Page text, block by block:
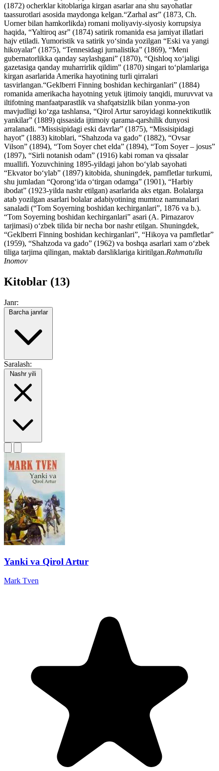
(1872) ocherklar kitoblariga kirgan asarlar ana shu sayohatlar
taassurotlari asosida maydonga kelgan.“Zarhal asr” (1873, Ch.
Uorner bilan hamkorlikda) romani moliyaviy-siyosiy korrupsiya
haqida, “Yaltiroq asr” (1874) satirik romanida esa jamiyat illatlari
hajv etiladi. Yumoristik va satirik yoʻsinda yozilgan “Eski va yangi
hikoyalar” (1875), “Tennesidagi jurnalistika” (1869), “Meni
gubernatorlikka qanday saylashgani” (1870), “Qishloq xoʻjaligi
gazetasiga qanday muharrirlik qildim” (1870) singari toʻplamlariga
kirgan asarlarida Amerika hayotining turli qirralari
tasvirlangan.“Geklberri Finning boshidan kechirganlari” (1884)
romanida amerikacha hayotning yetuk ijtimoiy tanqidi, muruvvat va
iltifotning manfaatparastlik va shafqatsizlik bilan yonma-yon
mavjudligi koʻzga tashlansa, “Qirol Artur saroyidagi konnektikutlik
yankilar” (1889) qissasida ijtimoiy qarama-qarshilik dunyosi
arralanadi. “Missisipidagi eski davrlar” (1875), “Missisipidagi
hayot” (1883) kitoblari, “Shahzoda va gado” (1882), “Ovsar
Vilson” (1894), “Tom Soyer chet elda” (1894), “Tom Soyer – josus”
(1897), “Sirli notanish odam” (1916) kabi roman va qissalar
muallifi. Yozuvchining 1895-yildagi jahon boʻylab sayohati
“Ekvator boʻylab” (1897) kitobida, shuningdek, pamfletlar turkumi,
shu jumladan “Qorongʻida oʻtirgan odamga” (1901), “Harbiy
ibodat” (1923-yilda nashr etilgan) asarlarida aks etgan. Bolalarga
atab yozilgan asarlari bolalar adabiyotining mumtoz namunalari
sanaladi (“Tom Soyerning boshidan kechirganlari”, 1876 va b.).
“Tom Soyerning boshidan kechirganlari” asari (A. Pirnazarov
tarjimasi) oʻzbek tilida bir necha bor nashr etilgan. Shuningdek,
“Geklberri Finning boshidan kechirganlari”, “Hikoya va pamfletlar”
(1959), “Shahzoda va gado” (1962) va boshqa asarlari xam oʻzbek
tiliga tarjima qilingan, maktab darsliklariga kiritilgan.Rahmatulla
Inomov
Kitoblar (13)
Janr:
Barcha janrlar
Saralash:
Nashr yili
Yanki va Qirol Artur
Mark Tven